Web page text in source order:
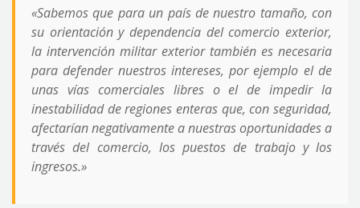
«Sabemos que para un país de nuestro tamaño, con
su orientación y dependencia del comercio exterior,
la intervención militar exterior también es necesaria
para defender nuestros intereses, por ejemplo el de
unas vías comerciales libres o el de impedir la
inestabilidad de regiones enteras que, con seguridad,
afectarían negativamente a nuestras oportunidades a
través del comercio, los puestos de trabajo y los
ingresos.»